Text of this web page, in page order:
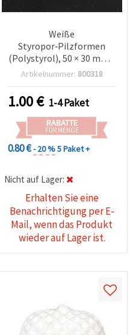
Weiße
Styropor‑Pilzformen
(Polystyrol), 50 × 30 mm –
10er-Pack, bemalbar für
Weihnachtsdekorationen
Artikelnummer: 800318
1.00€ 1-4 Paket
RABATTE
FÜR MENGE
0.80 €- 20 %5 Paket +
Nicht auf Lager:
Erhalten Sie eine
Benachrichtigung per E-
Mail, wenn das Produkt
wieder auf Lager ist.